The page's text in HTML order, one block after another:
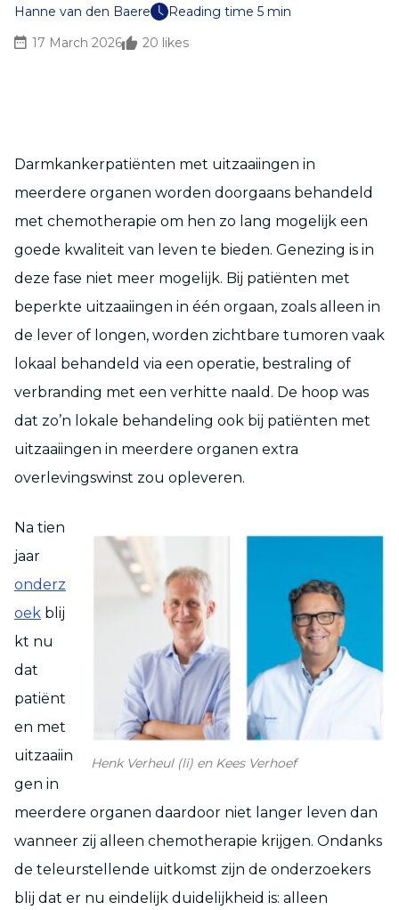
Hanne van den Baere
Reading time 5 min
17 March 2026
20 likes
Darmkankerpatiënten met uitzaaiingen in
meerdere organen worden doorgaans behandeld
met chemotherapie om hen zo lang mogelijk een
goede kwaliteit van leven te bieden. Genezing is in
deze fase niet meer mogelijk. Bij patiënten met
beperkte uitzaaiingen in één orgaan, zoals alleen in
de lever of longen, worden zichtbare tumoren vaak
lokaal behandeld via een operatie, bestraling of
verbranding met een verhitte naald. De hoop was
dat zo’n lokale behandeling ook bij patiënten met
uitzaaiingen in meerdere organen extra
overlevingswinst zou opleveren.
Henk Verheul (li) en Kees Verhoef
Na tien
jaar
onderz
oek blij
kt nu
dat
patiënt
en met
uitzaaiin
gen in
meerdere organen daardoor niet langer leven dan
wanneer zij alleen chemotherapie krijgen. Ondanks
de teleurstellende uitkomst zijn de onderzoekers
blij dat er nu eindelijk duidelijkheid is: alleen